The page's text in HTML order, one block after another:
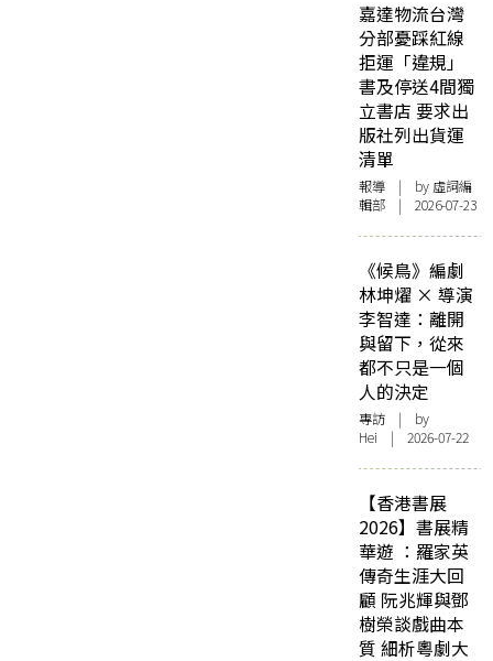
嘉達物流台灣
分部憂踩紅線
拒運「違規」
書及停送4間獨
立書店 要求出
版社列出貨運
清單
報導 | by 虛詞編
輯部 | 2026-07-23
《候鳥》編劇
林坤燿 × 導演
李智達：離開
與留下，從來
都不只是一個
人的決定
專訪 | by
Hei | 2026-07-22
【香港書展
2026】書展精
華遊 ：羅家英
傳奇生涯大回
顧 阮兆輝與鄧
樹榮談戲曲本
質 細析粵劇大